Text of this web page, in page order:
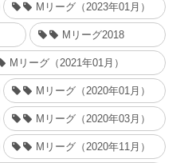
Mリーグ（2023年01月）
Mリーグ2018
Mリーグ（2021年01月）
Mリーグ（2020年01月）
Mリーグ（2020年03月）
Mリーグ（2020年11月）